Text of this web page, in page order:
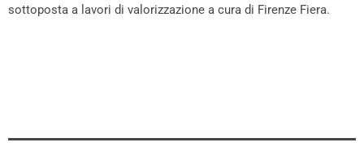
sottoposta a lavori di valorizzazione a cura di Firenze Fiera.